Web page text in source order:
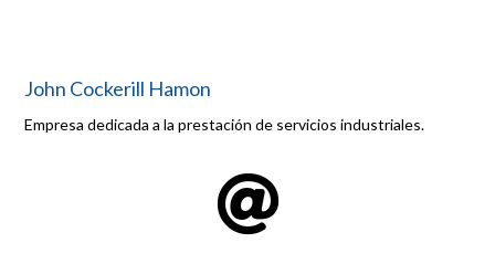
John Cockerill Hamon
Empresa dedicada a la prestación de servicios industriales.
